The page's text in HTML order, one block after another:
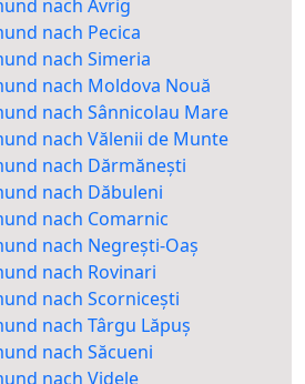
nach Avrig
nach Pecica
nach Simeria
nach Moldova Nouă
nach Sânnicolau Mare
nach Vălenii de Munte
nach Dărmănești
nach Dăbuleni
nach Comarnic
nach Negrești-Oaș
nach Rovinari
nach Scornicești
nach Târgu Lăpuș
nach Săcueni
nach Videle